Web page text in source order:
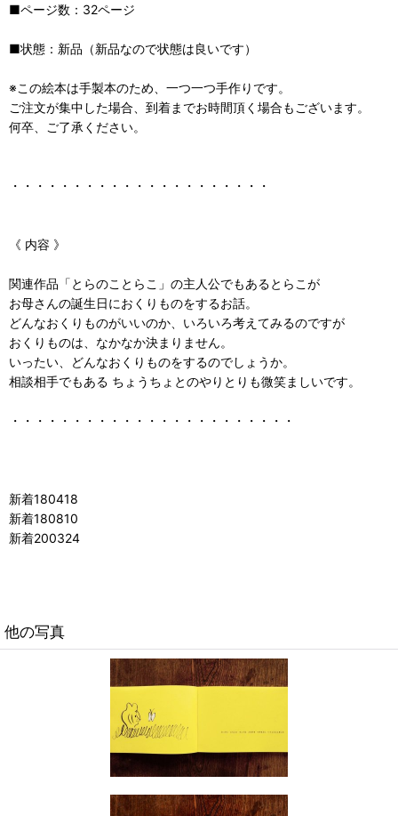
■ページ数：32ページ
■状態：新品（新品なので状態は良いです）
※この絵本は手製本のため、一つ一つ手作りです。
ご注文が集中した場合、到着までお時間頂く場合もございます。
何卒、ご了承ください。
・・・・・・・・・・・・・・・・・・・・・
《 内容 》
関連作品「とらのことらこ」の主人公でもあるとらこが
お母さんの誕生日におくりものをするお話。
どんなおくりものがいいのか、いろいろ考えてみるのですが
おくりものは、なかなか決まりません。
いったい、どんなおくりものをするのでしょうか。
相談相手でもある ちょうちょとのやりとりも微笑ましいです。
・・・・・・・・・・・・・・・・・・・・・・・
新着180418
新着180810
新着200324
他の写真